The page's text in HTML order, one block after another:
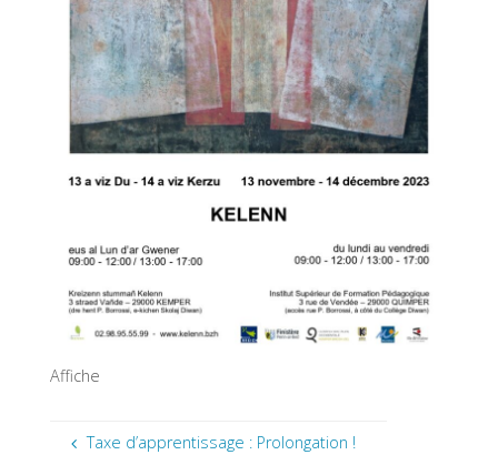
Affiche
Taxe d’apprentissage : Prolongation !